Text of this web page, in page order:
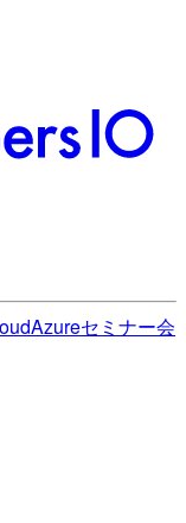
Azureセミナー会